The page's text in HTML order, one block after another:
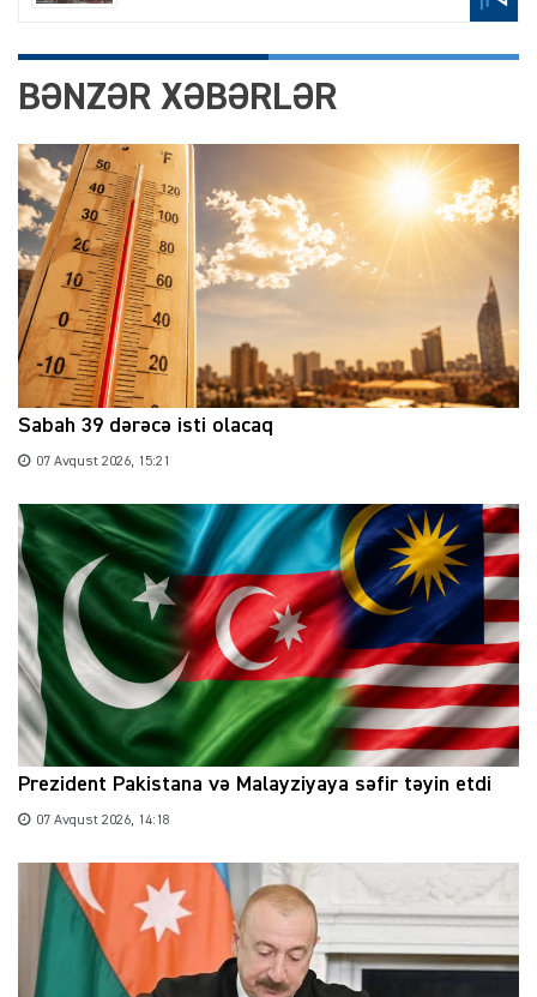
BƏNZƏR XƏBƏRLƏR
Sabah 39 dərəcə isti olacaq
07 Avqust 2026, 15:21
Prezident Pakistana və Malayziyaya səfir təyin etdi
07 Avqust 2026, 14:18